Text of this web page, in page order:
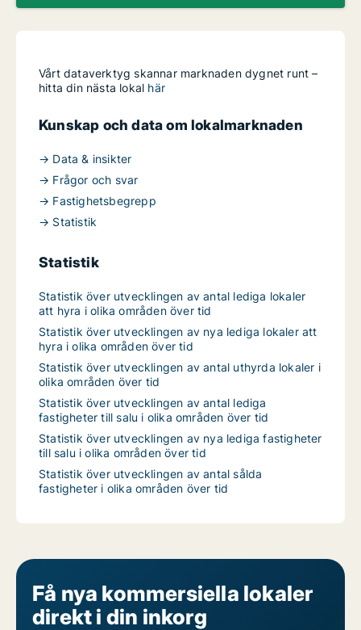
Vårt dataverktyg skannar marknaden dygnet runt –
hitta din nästa lokal här
Kunskap och data om lokalmarknaden
→ Data & insikter
→ Frågor och svar
→ Fastighetsbegrepp
→ Statistik
Statistik
Statistik över utvecklingen av antal lediga lokaler
att hyra i olika områden över tid
Statistik över utvecklingen av nya lediga lokaler att
hyra i olika områden över tid
Statistik över utvecklingen av antal uthyrda lokaler i
olika områden över tid
Statistik över utvecklingen av antal lediga
fastigheter till salu i olika områden över tid
Statistik över utvecklingen av nya lediga fastigheter
till salu i olika områden över tid
Statistik över utvecklingen av antal sålda
fastigheter i olika områden över tid
Få nya kommersiella lokaler
direkt i din inkorg